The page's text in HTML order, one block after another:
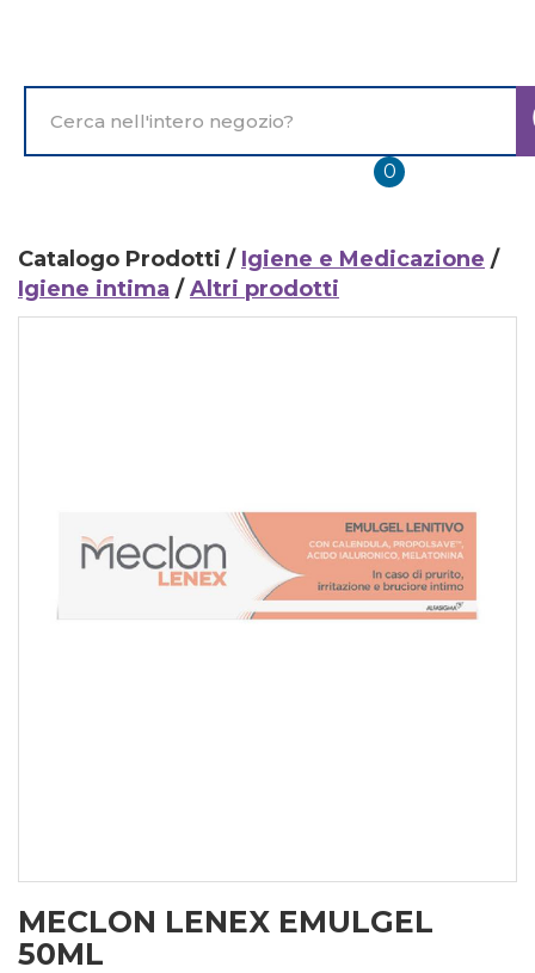
principale
Prodotto
0prodotti
inseriti
Catalogo Prodotti / Igiene e Medicazione /
Igiene intima /Altri prodotti
MECLON LENEX EMULGEL
50ML